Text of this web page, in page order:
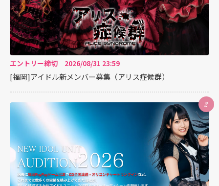
エントリー締切 2026/08/31 23:59
[福岡]アイドル新メンバー募集（アリス症候群）
2